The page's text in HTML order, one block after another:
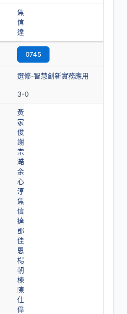
焦
信
達
0745
選修-智慧創新實務應用
3-0
黃
家
俊
謝
宗
澔
余
心
淳
焦
信
達
鄧
佳
恩
楊
朝
棟
陳
仕
偉